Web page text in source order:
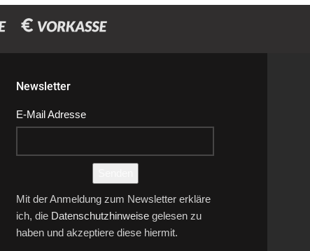
verwendeten Technik. Zuverlässig, robust
und zeitlos.
oder als 2-gruppige Compact Ausführung.
Performance auf kleinstem Raum.
brilliert durch
der Rückseite
Newsletter
E-Mail Adresse
Mit der Anmeldung zum Newsletter erkläre
ich, die Datenschutzhinweise gelesen zu
haben und akzeptiere diese hiermit.